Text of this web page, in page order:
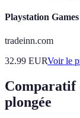
Playstation
tradeinn.com
32.99 EURVoir le
Comparatif
plongée